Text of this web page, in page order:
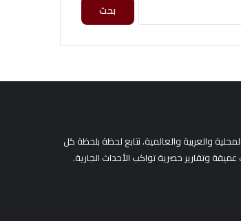
ح
والعربية والعالمية. نتابع لحظة بلحظة كل
عميقة وتقارير حصرية تواكب الأحداث الجارية.